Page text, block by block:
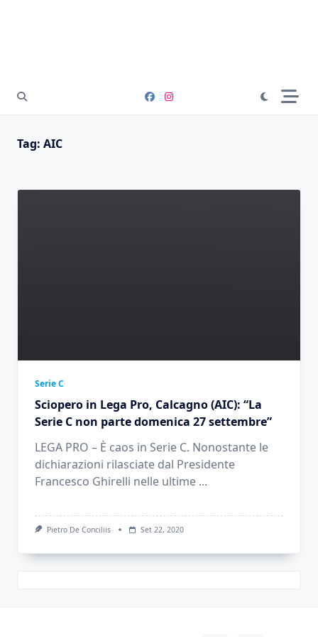
Tag: AIC
Serie C
Sciopero in Lega Pro, Calcagno (AIC): “La
Serie C non parte domenica 27 settembre”
LEGA PRO – È caos in Serie C. Nonostante le
dichiarazioni rilasciate dal Presidente
Francesco Ghirelli nelle ultime ...
Pietro De Conciliis Set 22, 2020